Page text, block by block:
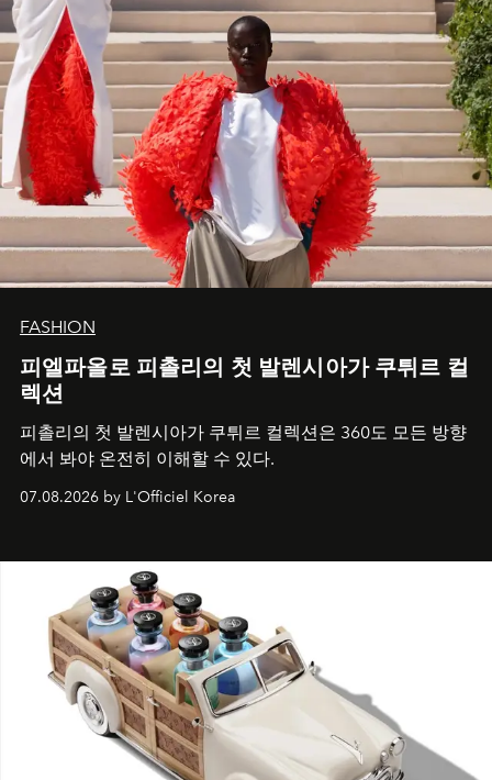
FASHION
피엘파올로 피촐리의 첫 발렌시아가 쿠튀르 컬
렉션
피촐리의 첫 발렌시아가 쿠튀르 컬렉션은 360도 모든 방향
에서 봐야 온전히 이해할 수 있다.
07.08.2026 by L'Officiel Korea